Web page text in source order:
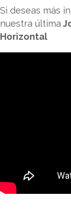
Si deseas más
nuestra última
Horizontal